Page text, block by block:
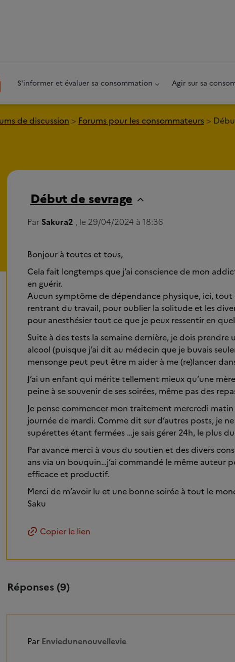
S'informer et évaluer sa consommation Agir sur sa
de discussion Forums pour les consommateurs
Début de sevrage
Par Sakura2 , le 29/04/2024 à 18:36
Bonjour à toutes et tous,
Cela fait longtemps que j’ai conscience de mon
en guérir.
Aucun symptôme de dépendance physique, ici, tout
rentrant du travail, pour oublier la solitude et les
pour anesthésier tout ce que je peux ressentir en
Suite à des tests la semaine dernière, je dois prendre
alcool (puisque j’ai dit au médecin que je buvais
mensonge peut peut être m aider à me (re)lancer
J’ai un enfant qui mérite tellement mieux qu’une
peine à se souvenir de ses soirées, même pas des
Je pense commencer mon traitement mercredi
journée de mardi. Comme dit sur d’autres posts, je
supérettes étant fermées …je sais gérer 24h, le plus
Par avance merci à vous du soutien et des divers
ans via un bouquin…j’ai commandé le même auteur
efficace et productif.
Merci de m’avoir lu et une bonne soirée à tout le
Saku
Copier le lien
Réponses (9)
Par Enviedunenouvellevie